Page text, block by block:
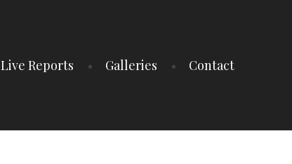
Live Reports Galleries Contact